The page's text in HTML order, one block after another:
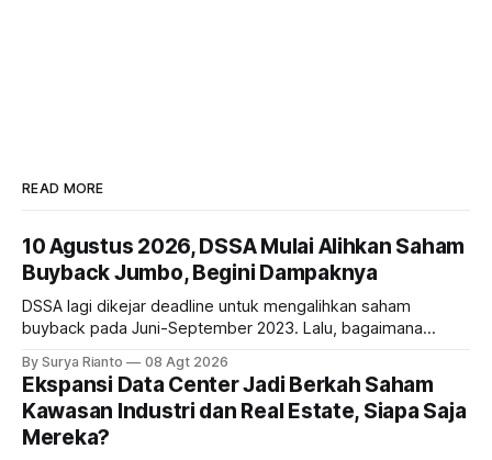
READ MORE
10 Agustus 2026, DSSA Mulai Alihkan Saham
Buyback Jumbo, Begini Dampaknya
DSSA lagi dikejar deadline untuk mengalihkan saham
buyback pada Juni-September 2023. Lalu, bagaimana
By Surya Rianto 08 Agt 2026
Ekspansi Data Center Jadi Berkah Saham
Kawasan Industri dan Real Estate, Siapa Saja
Mereka?